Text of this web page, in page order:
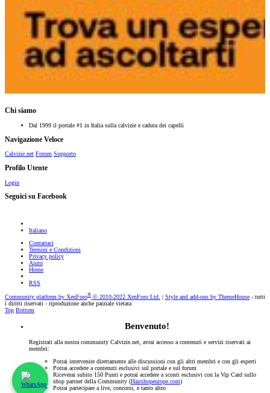
Chi siamo
Dal 1999 il portale #1 in Italia sulla calvizie e caduta dei capelli
Navigazione Veloce
Calvizie.net Forum Supporto
Profilo Utente
Login
Seguici su Facebook
Italiano
Contattaci
Termini e Condizioni
Privacy policy
Aiuto
Home
RSS
Community platform by XenForo® © 2010-2022 XenForo Ltd. Style and add-ons by ThemeHouse - tutti
i diritti riservati - riproduzione anche parziale vietata
Top Bottom
Benvenuto!
Registrati alla nostra community Calvizie.net, avrai accesso a contenuti e servizi riservati ai
membri:
Potrai intervenire direttamente alle discussioni con gli altri membri e con gli esperti
Potrai accedere a contenuti esclusivi sul portale e sul forum
Riceverai subito 150 Punti e potrai accedere a sconti esclusivi con la Vip Card sullo
shop partner della Community (Hairshopeurope.com)
Potrai partecipare a live, concorsi, e tanto altro